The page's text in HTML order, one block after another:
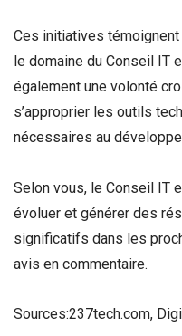
Ces initiatives
le domaine du Conseil IT
également une volonté
s’approprier les outils
nécessaires au
Selon vous, le Conseil IT
évoluer et générer des
significatifs dans les
avis en commentaire.
Sources:237tech.com,